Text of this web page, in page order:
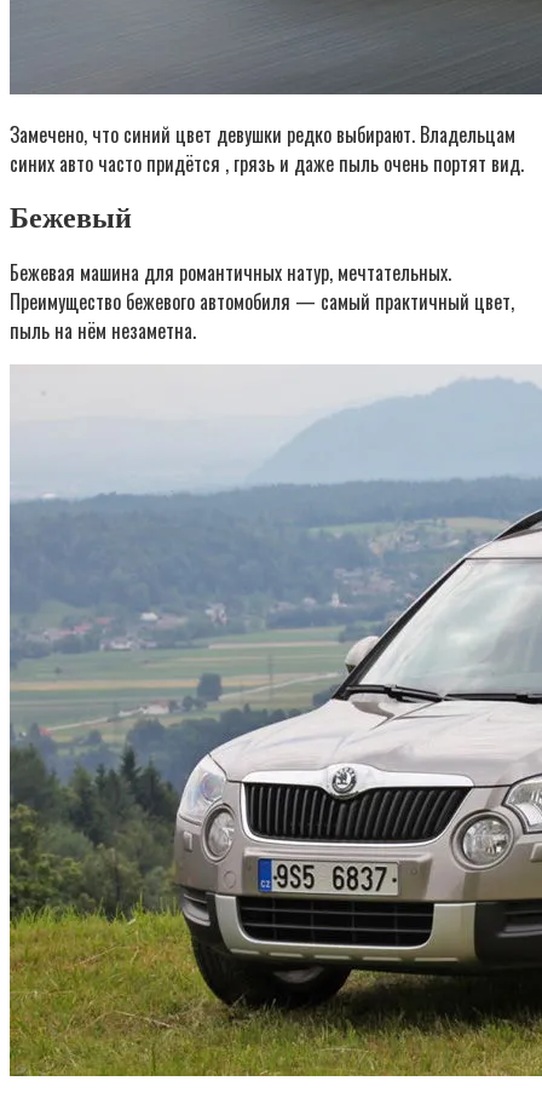
Замечено, что синий цвет девушки редко выбирают. Владельцам
синих авто часто придётся , грязь и даже пыль очень портят вид.
Бежевый
Бежевая машина для романтичных натур, мечтательных.
Преимущество бежевого автомобиля — самый практичный цвет,
пыль на нём незаметна.